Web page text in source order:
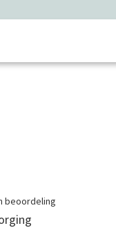
beoordeling